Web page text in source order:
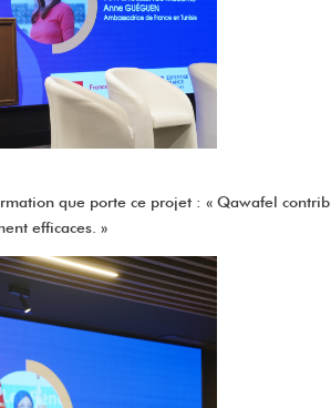
que porte ce projet : « Qawafel
efficaces. »